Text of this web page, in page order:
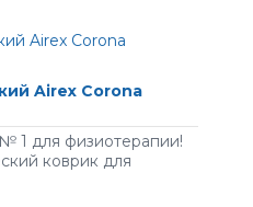
Airex Corona
1 для физиотерапии!
коврик для